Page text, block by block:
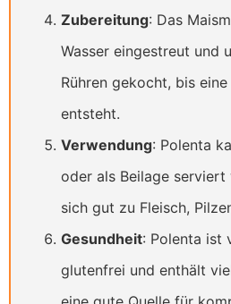
Zubereitung: Das
Wasser eingestreut und
Rühren gekocht, bis
entsteht.
Verwendung: Polenta
oder als Beilage serviert
sich gut zu Fleisch,
Gesundheit: Polenta ist
glutenfrei und enthält